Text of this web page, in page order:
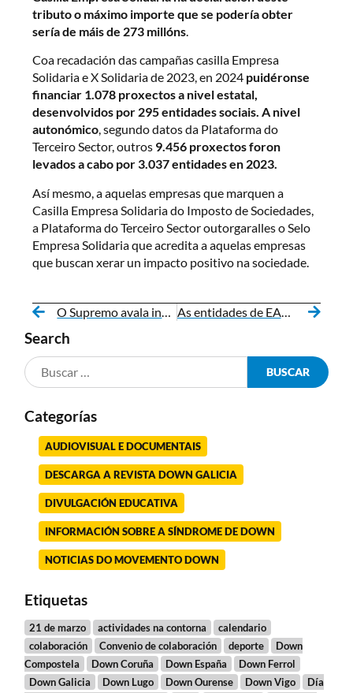
tributo o máximo importe que se podería obter
sería de máis de 273 millóns
Coa recadación das campañas casilla Empresa
Solidaria e X Solidaria de 2023, en 2024 puidéronse
financiar 1.078 proxectos a nivel estatal,
desenvolvidos por 295 entidades sociais. A nivel
autonómico, segundo datos da Plataforma do
Terceiro Sector, outros 9.456 proxectos foron
levados a cabo por 3.037 entidades en 2023.
Así mesmo, a aquelas empresas que marquen a
Casilla Empresa Solidaria do Imposto de Sociedades,
a Plataforma do Terceiro Sector outorgaralles o Selo
Empresa Solidaria que acredita a aquelas empresas
que buscan xerar un impacto positivo na sociedade.
Search
Categorías
AUDIOVISUAL E DOCUMENTAIS
DESCARGA A REVISTA DOWN GALICIA
DIVULGACIÓN EDUCATIVA
INFORMACIÓN SOBRE A SÍNDROME DE DOWN
NOTICIAS DO MOVEMENTO DOWN
Etiquetas
21 de marzo actividades na contorna
calendario
colaboración
Convenio de colaboración deporte
Down
Compostela
Down Coruña Down España
Down Ferrol
Down Galicia
Down Lugo Down Ourense Down Vigo
Día